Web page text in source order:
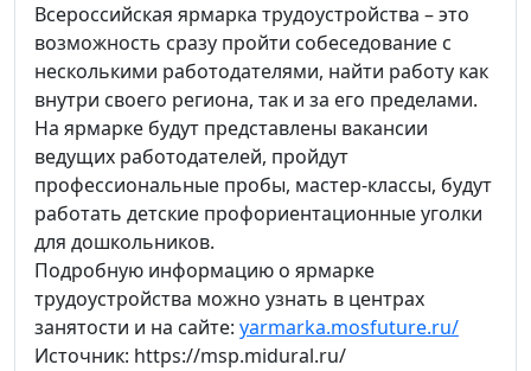
Всероссийская ярмарка трудоустройства – это
возможность сразу пройти собеседование с
несколькими работодателями, найти работу как
внутри своего региона, так и за его пределами.
️На ярмарке будут представлены вакансии
ведущих работодателей, пройдут
профессиональные пробы, мастер-классы, будут
работать детские профориентационные уголки
для дошкольников.
Подробную информацию о ярмарке
трудоустройства можно узнать в центрах
занятости и на сайте: yarmarka.mosfuture.ru/
Источник: https://msp.midural.ru/